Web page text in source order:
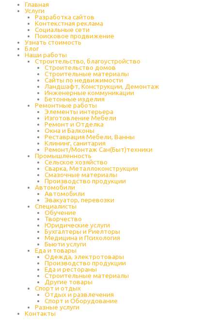
Главная
Услуги
Разработка сайтов
Контекстная реклама
Социальные сети
Поисковое продвижение
Узнать стоимость
Блог
Наши работы
Строительство, благоустройство
Строительство домов
Строительные материалы
Сайты по недвижимости
Ландшафт, Конструкции, Демонтаж
Инженерные коммуникации
Бетонные изделия
Ремонтные работы
Элементы интерьера
Изготовление Мебели
Ремонт и Отделка
Окна и Балконы
Реставрация Мебели, Ванны
Клининг, санитария
Ремонт/Монтаж Сан(Быт)техники
Промышленность
Cельское хозяйство
Сварка, Металлоконструкции
Cмазочные материалы
Производство продукции
Автомобили
Автомобили
Эвакуатор, перевозки
Специалисты
Обучение
Творчество
Юридические услуги
Бухгалтеры и Риелторы
Медицина и Психология
Бьюти услуги
Еда и товары
Одежда, электротовары
Производство продукции
Еда и рестораны
Строительные материалы
Другие товары
Спорт и отдых
Отдых и развлечения
Спорт и Оборудование
Разные услуги
Контакты